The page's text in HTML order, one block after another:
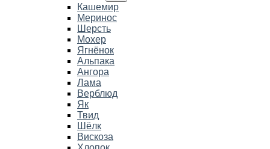
Кашемир
Меринос
Шерсть
Мохер
Ягнёнок
Альпака
Ангора
Лама
Верблюд
Як
Твид
Шёлк
Вискоза